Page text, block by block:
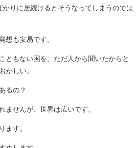
かりに居続けるとそうなってしまうのでは
想も安易です。
ともない国を、ただ人から聞いたからと
かしい。
るの？
ませんが、世界は広いです。
ます。